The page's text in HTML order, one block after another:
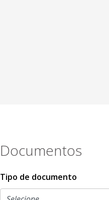
Documentos
Tipo de documento